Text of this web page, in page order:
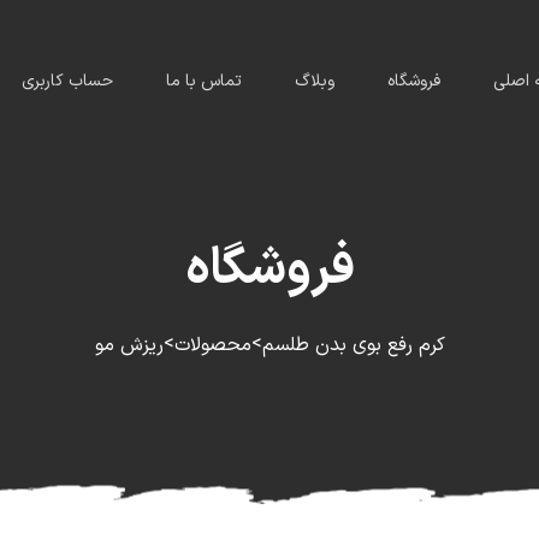
فروشگاه وبلاگ تماس با ما حساب کاربری
فروشگاه
کرم رفع بوی بدن طلسم>محصولات>ریزش مو